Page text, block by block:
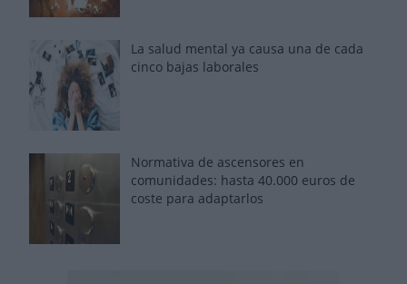
La salud mental ya causa una de cada
cinco bajas laborales
Normativa de ascensores en
comunidades: hasta 40.000 euros de
coste para adaptarlos